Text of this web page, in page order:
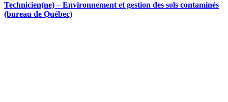
Technicien(ne) – Environnement et gestion des sols contaminés
(bureau de Québec)